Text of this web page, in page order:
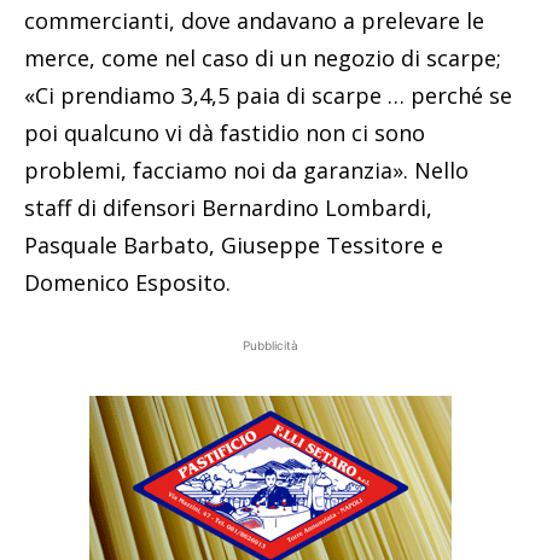
commercianti, dove andavano a prelevare le
merce, come nel caso di un negozio di scarpe;
«Ci prendiamo 3,4,5 paia di scarpe … perché se
poi qualcuno vi dà fastidio non ci sono
problemi, facciamo noi da garanzia». Nello
staff di difensori Bernardino Lombardi,
Pasquale Barbato, Giuseppe Tessitore e
Domenico Esposito.
Pubblicità